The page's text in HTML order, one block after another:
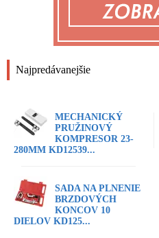
Najpredávanejšie
MECHANICKÝ
PRUŽINOVÝ
KOMPRESOR 23-
280MM KD12539...
SADA NA PLNENIE
BRZDOVÝCH
KONCOV 10
DIELOV KD125...